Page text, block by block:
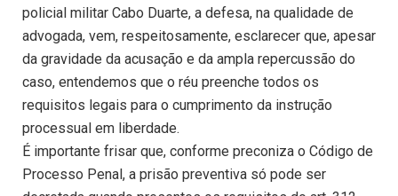
policial militar Cabo Duarte, a defesa, na qualidade de
advogada, vem, respeitosamente, esclarecer que, apesar
da gravidade da acusação e da ampla repercussão do
caso, entendemos que o réu preenche todos os
requisitos legais para o cumprimento da instrução
processual em liberdade.
É importante frisar que, conforme preconiza o Código de
Processo Penal, a prisão preventiva só pode ser